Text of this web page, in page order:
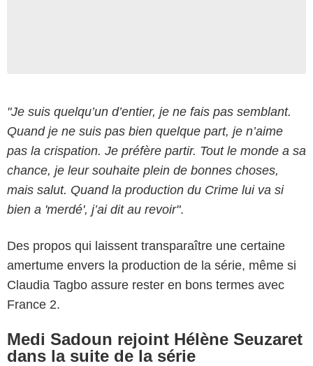
"Je suis quelqu’un d’entier, je ne fais pas semblant.
Quand je ne suis pas bien quelque part, je n’aime
pas la crispation. Je préfère partir. Tout le monde a sa
chance, je leur souhaite plein de bonnes choses,
mais salut. Quand la production du Crime lui va si
bien a 'merdé', j’ai dit au revoir".
Des propos qui laissent transparaître une certaine
amertume envers la production de la série, même si
Claudia Tagbo assure rester en bons termes avec
France 2.
Medi Sadoun rejoint Hélène Seuzaret
dans la suite de la série